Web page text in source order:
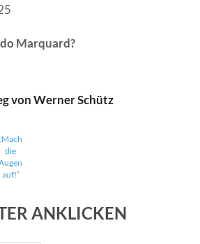
Marquard?
von Werner Schütz
„Mach
die
auf!“
ANKLICKEN